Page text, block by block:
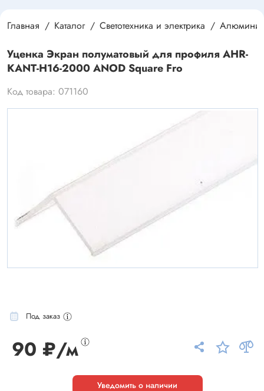
Главная Каталог Светотехника и электрика
Уценка Экран полуматовый для профиля AHR-
KANT-H16-2000 ANOD Square Fro
Код товара: 071160
Под заказ
90 ₽/м
Уведомить о наличии